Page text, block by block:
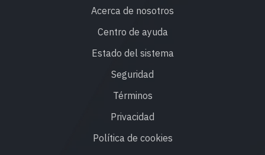
Acerca de nosotros
Centro de ayuda
Estado del sistema
Seguridad
Términos
Privacidad
Política de cookies